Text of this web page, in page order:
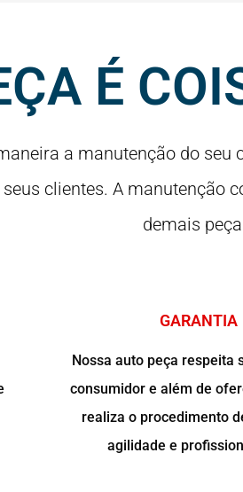
É
a manutenção do seu
clientes. A manutenção
demais
GARANTIA
Nossa auto peça respeita
consumidor e além de
realiza o procedimento
agilidade e